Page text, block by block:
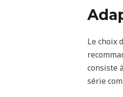
Le choix
consiste
série